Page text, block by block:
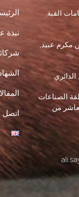
القبة,
مكرم عبيد,
27 ج, منطقة الصناعات
من
نبذة
اتصل